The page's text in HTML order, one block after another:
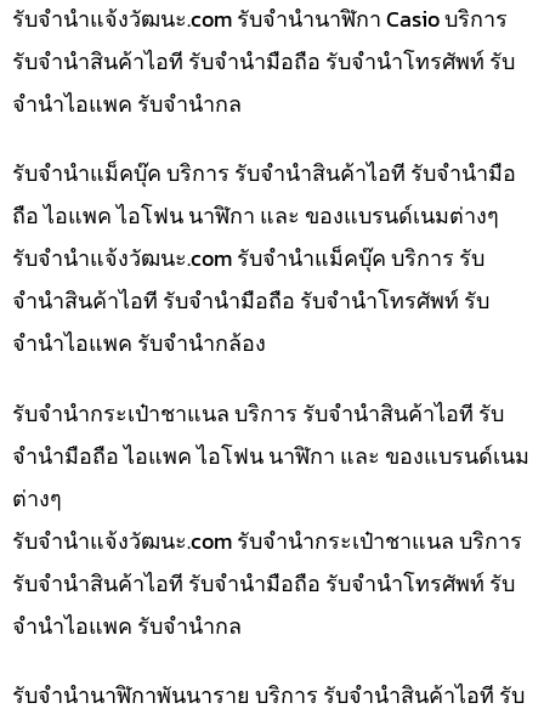
รับจํานําแจ้งวัฒนะ.com รับจำนำนาฬิกา Casio บริการ
รับจำนำสินค้าไอที รับจำนำมือถือ รับจำนำโทรศัพท์ รับ
จำนำไอแพค รับจำนำกล
รับจำนำแม็คบุ๊ค บริการ รับจำนำสินค้าไอที รับจำนำมือ
ถือ ไอแพค ไอโฟน นาฬิกา และ ของแบรนด์เนมต่างๆ
รับจํานําแจ้งวัฒนะ.com รับจำนำแม็คบุ๊ค บริการ รับ
จำนำสินค้าไอที รับจำนำมือถือ รับจำนำโทรศัพท์ รับ
จำนำไอแพค รับจำนำกล้อง
รับจำนำกระเป๋าชาแนล บริการ รับจำนำสินค้าไอที รับ
จำนำมือถือ ไอแพค ไอโฟน นาฬิกา และ ของแบรนด์เนม
ต่างๆ
รับจํานําแจ้งวัฒนะ.com รับจำนำกระเป๋าชาแนล บริการ
รับจำนำสินค้าไอที รับจำนำมือถือ รับจำนำโทรศัพท์ รับ
จำนำไอแพค รับจำนำกล
รับจำนำนาฬิกาพันนาราย บริการ รับจำนำสินค้าไอที รับ